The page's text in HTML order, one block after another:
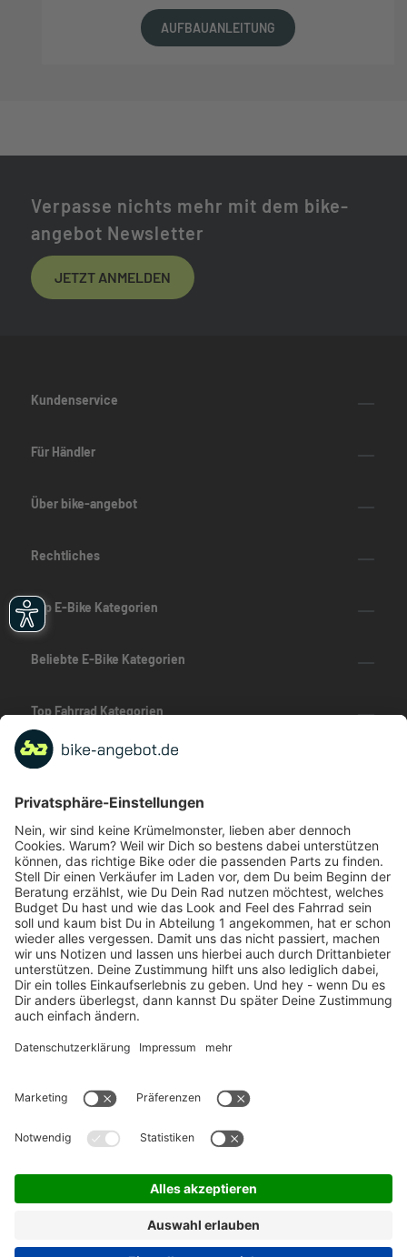
AUFBAUANLEITUNG
Verpasse nichts mehr mit dem bike-
angebot Newsletter
JETZT ANMELDEN
Kundenservice
Für Händler
Über bike-angebot
Rechtliches
Top E-Bike Kategorien
Beliebte E-Bike Kategorien
Top Fahrrad Kategorien
Beliebte Fahrrad-Kategorien
Marken-Highlights
TOP-Marken
ZAHLUNGSARTEN / RATENKAUF
FÜR ARBEITGEBER & ARBEITNEHMER